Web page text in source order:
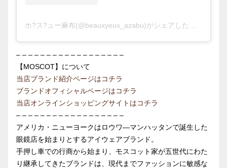
– – – – – – – – – – – – – – – – – –
【MOSCOT】について
当店ブランド紹介ページはコチラ
ブランドオフィシャルページはコチラ
当店オンラインショッピングサイトはコチラ
– – – – – – – – – – – – – – – – – –
アメリカ・ニューヨークはロウワ―マンハッタンで誕生した
眼鏡店を始まりとするアイウェアブランド。
手押し車での行商から始まり、モスコット家が五世代にわた
り継承してきたブランドは、現代までファッションに敏感な